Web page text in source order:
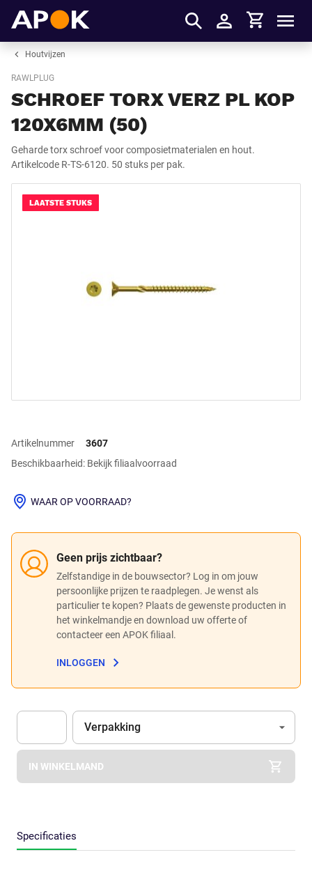
Inloggen
Winkelmandje
Houtvijzen
RAWLPLUG
SCHROEF TORX VERZ PL KOP
120X6MM (50)
Geharde torx schroef voor composietmaterialen en hout.
Artikelcode R-TS-6120. 50 stuks per pak.
LAATSTE STUKS
Artikelnummer
3607
Beschikbaarheid: Bekijk filiaalvoorraad
Geen prijs zichtbaar?
Zelfstandige in de bouwsector? Log in om jouw
persoonlijke prijzen te raadplegen. Je wenst als
particulier te kopen? Plaats de gewenste producten in
het winkelmandje en download uw offerte of
contacteer een APOK filiaal.
INLOGGEN
WAAR OP VOORRAAD?
Apok.Product.Detail.AddToCart.Quantity (Optioneel)
Eenheid
Verpakking
IN WINKELMAND
Specificaties